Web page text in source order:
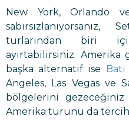
New York, Orlando
turlarından biri
ayırtabilirsiniz.
başka alternatif ise
Angeles, Las Vegas ve
bölgelerini
Amerika turunu da